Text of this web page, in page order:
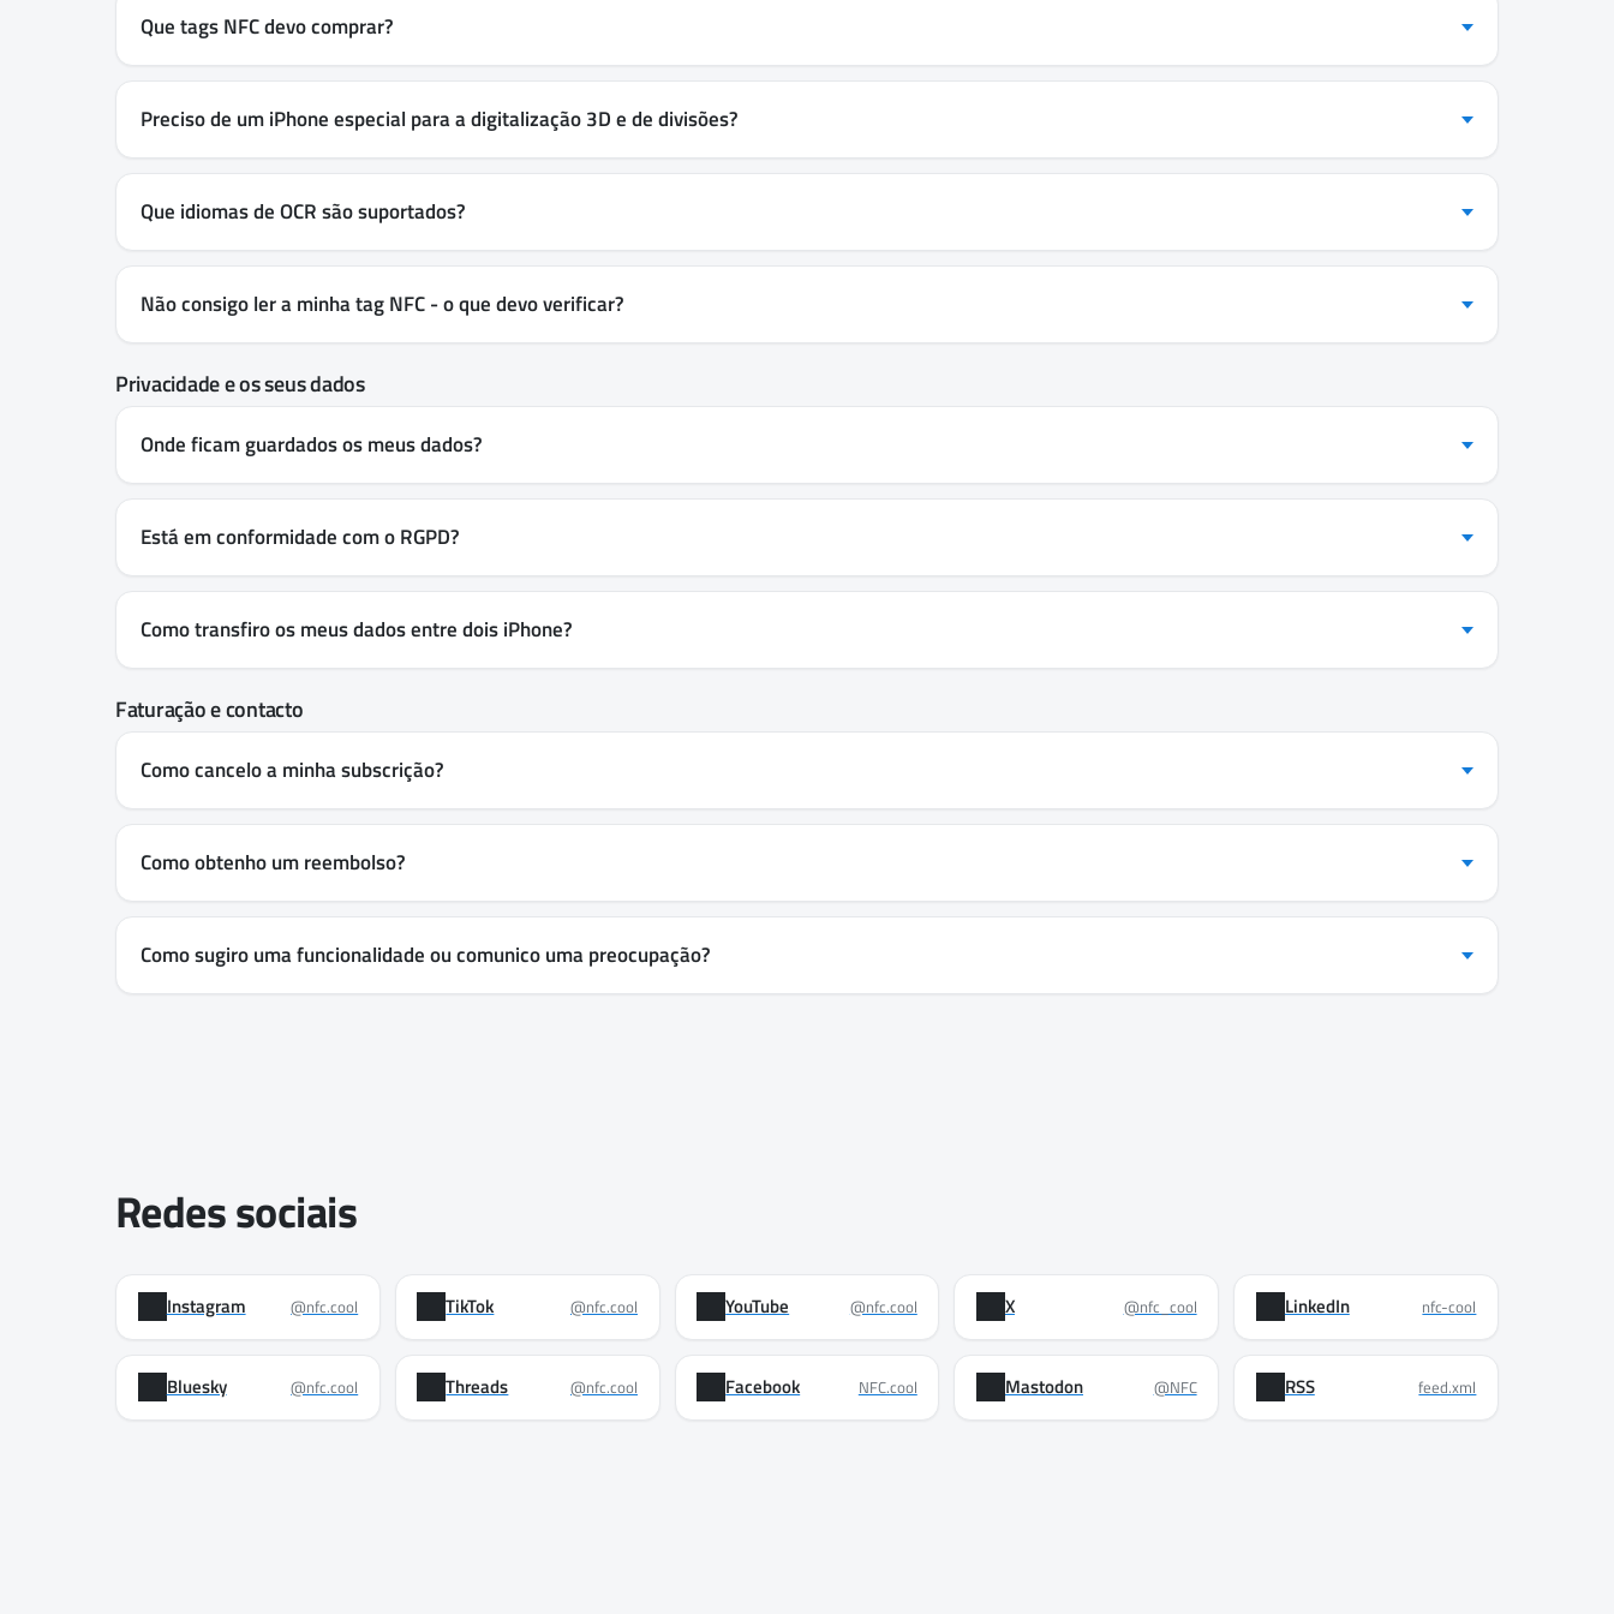
Que tags NFC devo comprar?
Preciso de um iPhone especial para a digitalização 3D e de divisões?
Que idiomas de OCR são suportados?
Não consigo ler a minha tag NFC - o que devo verificar?
Privacidade e os seus dados
Onde ficam guardados os meus dados?
Está em conformidade com o RGPD?
Como transfiro os meus dados entre dois iPhone?
Faturação e contacto
Como cancelo a minha subscrição?
Como obtenho um reembolso?
Como sugiro uma funcionalidade ou comunico uma preocupação?
Redes sociais
Instagram @nfc.cool TikTok @nfc.cool YouTube @nfc.cool X @nfc_cool LinkedIn nfc-cool
Bluesky @nfc.cool Threads @nfc.cool Facebook NFC.cool Mastodon @NFC RSS feed.xml